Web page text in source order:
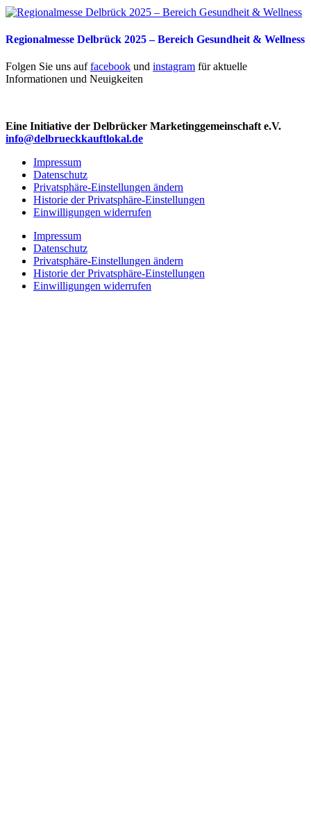
Regionalmesse Delbrück 2025 – Bereich Gesundheit & Wellness
Folgen Sie uns auffacebook und instagram für aktuelle
Informationen und Neuigkeiten
Eine Initiative der Delbrücker Marketinggemeinschaft e.V.
info@delbrueckkauftlokal.de
Impressum
Datenschutz
Privatsphäre-Einstellungen ändern
Historie der Privatsphäre-Einstellungen
Einwilligungen widerrufen
Impressum
Datenschutz
Privatsphäre-Einstellungen ändern
Historie der Privatsphäre-Einstellungen
Einwilligungen widerrufen